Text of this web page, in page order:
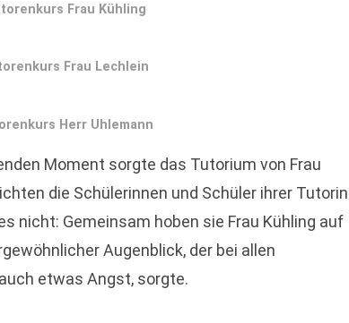
Frau Kühling
Frau Lechlein
Herr Uhlemann
Moment sorgte das Tutorium von Frau
die Schülerinnen und Schüler ihrer Tutorin
nicht: Gemeinsam hoben sie Frau Kühling auf
Augenblick, der bei allen
etwas Angst, sorgte.